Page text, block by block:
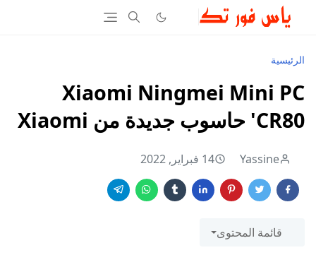
الرئيسية
Xiaomi Ningmei Mini PC
'CR80 حاسوب جديدة من Xiaomi
Yassine 14 فبراير, 2022
قائمة المحتوى